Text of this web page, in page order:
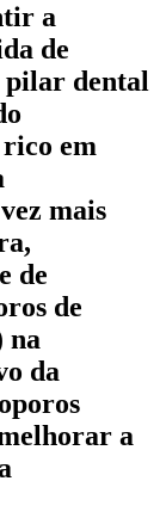
a
de
pilar dental
em
mais
de
de
na
da
a